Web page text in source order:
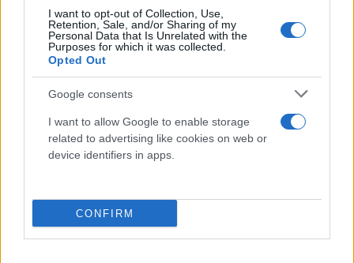
I want to opt-out of Collection, Use,
Retention, Sale, and/or Sharing of my
Personal Data that Is Unrelated with the
Purposes for which it was collected.
Opted Out
Google consents
I want to allow Google to enable storage
related to advertising like cookies on web or
device identifiers in apps.
CONFIRM
αντιεξουσιαστικό χώρο. Μία ώρα νωρίτερα, είναι
προγραμματισμένο διαδικτυακό κάλεσμα, στον
Λευκό Πύργο, από άτομα που αντιτίθενται στους
εμβολιασμούς. Εξάλλου, στις 7 το απόγευμα είναι
προγραμματισμένη συγκέντρωση στο 'Αγαλμα του
Μ. Αλεξάνδρου, από το Εθνικό Κόμμα "Έλληνες".
Προσυγκεντρώσεις θα υπάρξουν από τις 5 το
απόγευμα σε διάφορα σημεία της πόλης, και
πανεπιστημιακό κάμπους.